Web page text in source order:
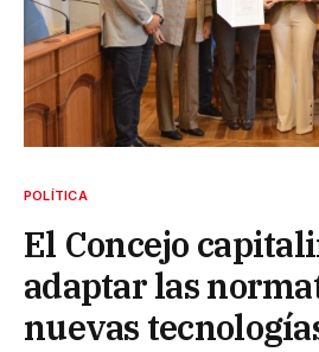
POLÍTICA
El Concejo
adaptar las
nuevas